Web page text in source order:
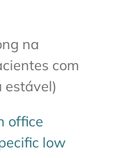
na
com
estável)
office
low